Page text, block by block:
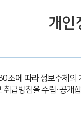
개인
조에 따라 정보주체
급방침을 수립·공개